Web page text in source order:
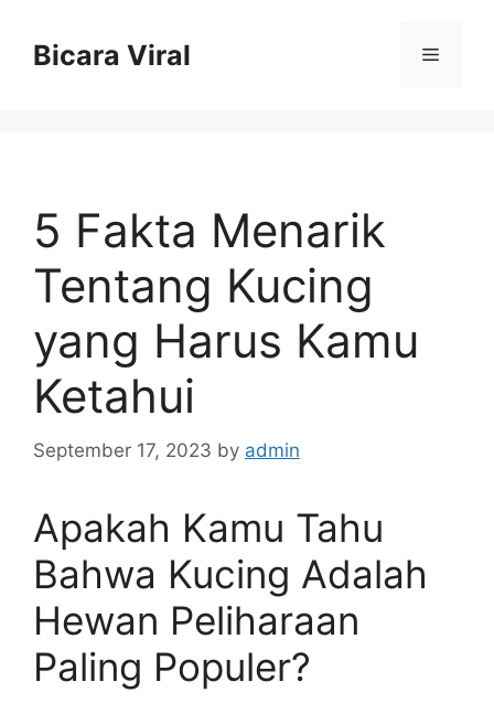
contentBicara Viral Menu
5 Fakta Menarik
Tentang Kucing
yang Harus Kamu
Ketahui
September 17, 2023 by admin
Apakah Kamu Tahu
Bahwa Kucing Adalah
Hewan Peliharaan
Paling Populer?